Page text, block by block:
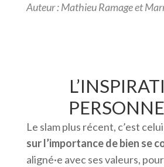
Auteur : Mathieu Ramage et
Le slam plus récent, c’est
sur l’importance de bien se
aligné·e avec ses valeurs,